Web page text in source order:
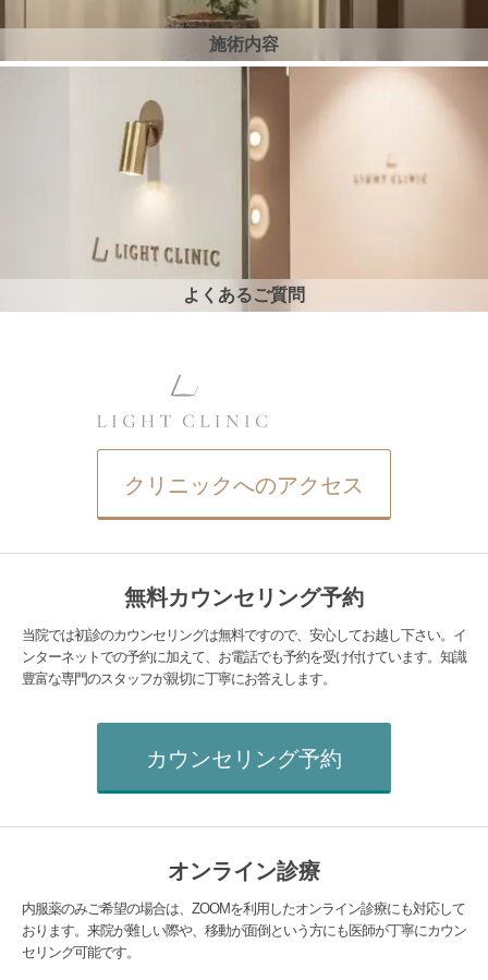
施術内容
よくあるご質問
クリニックへのアクセス
無料カウンセリング予約
当院では初診のカウンセリングは無料ですので、安心してお越し下さい。イ
ンターネットでの予約に加えて、お電話でも予約を受け付けています。知識
豊富な専門のスタッフが親切に丁寧にお答えします。
カウンセリング予約
オンライン診療
内服薬のみご希望の場合は、ZOOMを利用したオンライン診療にも対応して
おります。来院が難しい際や、移動が面倒という方にも医師が丁寧にカウン
セリング可能です。